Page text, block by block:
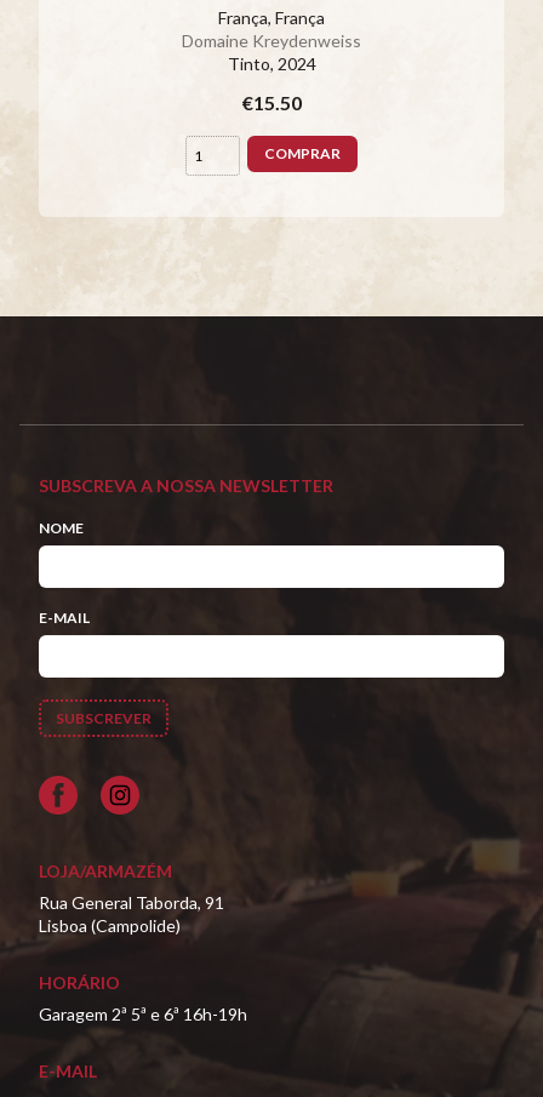
França, França
Domaine Kreydenweiss
Tinto, 2024
€15.50
COMPRAR
SUBSCREVA A NOSSA NEWSLETTER
NOME
E-MAIL
Facebook
LOJA/ARMAZÉM
Rua General Taborda, 91
Lisboa (Campolide)
HORÁRIO
Garagem 2ª 5ª e 6ª 16h-19h
E-MAIL